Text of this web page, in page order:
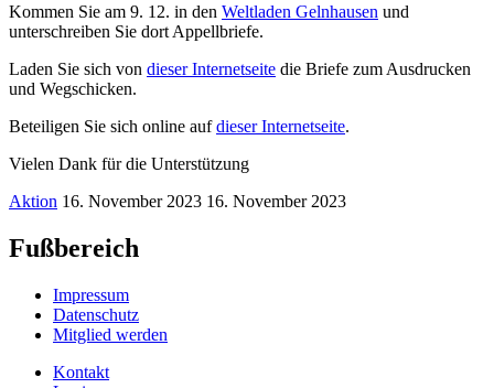
Kommen Sie am 9. 12. in den Weltladen Gelnhausen und
unterschreiben Sie dort Appellbriefe.
Laden Sie sich von dieser Internetseite die Briefe zum Ausdrucken
und Wegschicken.
Beteiligen Sie sich online aufdieser Internetseite.
Vielen Dank für die Unterstützung
Aktion 16. November 2023 16. November 2023
Fußbereich
Impressum
Datenschutz
Mitglied werden
Kontakt